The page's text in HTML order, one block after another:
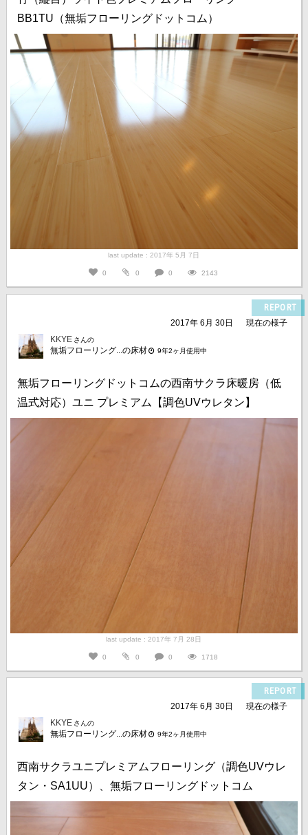
BB1TU（無垢フローリングドットコム）
last update : 2017年 5月 7日
0 0 0 2143
REPORT
2017年 6月 30日
現在の様子
KKYE さんの
無垢フローリング...の床材 9年2ヶ月使用中
無垢フローリングドットコムの西南サクラ床暖房（低
温式対応）ユニ プレミアム【調色UVウレタン】
last update : 2017年 7月 28日
0 0 0 1718
REPORT
2017年 6月 30日
現在の様子
KKYE さんの
無垢フローリング...の床材 9年2ヶ月使用中
西南サクラユニプレミアムフローリング（調色UVウレ
タン・SA1UU）、無垢フローリングドットコム